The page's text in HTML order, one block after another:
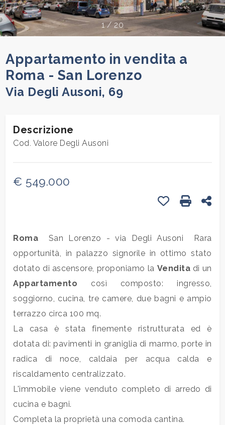
1 / 20
Appartamento in vendita a
Roma - San Lorenzo
Via Degli Ausoni, 69
Descrizione
Cod. Valore Degli Ausoni
€ 549.000
Stampa:
Preferiti: Cod.
Roma  San Lorenzo - via Degli Ausoni  Rara
opportunità, in palazzo signorile in ottimo stato
dotato di ascensore, proponiamo la Vendita di un
Appartamento così composto: ingresso,
soggiorno, cucina, tre camere, due bagni e ampio
terrazzo circa 100 mq.
La casa è stata finemente ristrutturata ed è
dotata di: pavimenti in graniglia di marmo, porte in
radica di noce, caldaia per acqua calda e
riscaldamento centralizzato.
L'immobile viene venduto completo di arredo di
cucina e bagni.
Completa la proprietà una comoda cantina.
Provincia
Comune
Tipologia
Commerciali
Terreni
Prezzo